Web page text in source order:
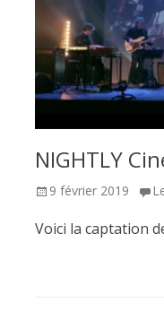
NIGHTLY
Posted
9 février 2019
Voici la captation